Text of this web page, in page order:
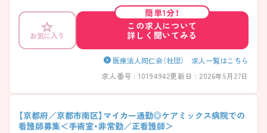
ントをお伝えしますので、お気軽にご連絡ください。
お気に入り
簡単1分！
この求人について
詳しく聞いてみる
医療法人同仁会（社団） 求人一覧はこちら
求人番号 : 10194942更新日 : 2026年5月27日
【京都府／京都市南区】マイカー通勤◎ケアミックス病院での
看護師募集＜手術室・非常勤／正看護師＞